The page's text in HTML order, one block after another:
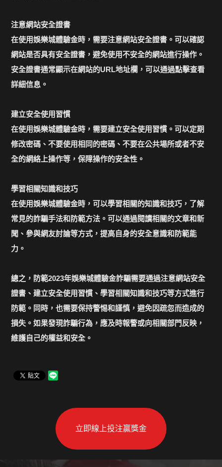
注意網站安全證書
在使用娛樂城體驗金時，需要注意網站安全證書。可以確認
網站是否具有安全證書，避免使用不安全的網站進行操作。
安全證書通常顯示在網站的URL地址欄，可以通過點擊查看
詳細信息。
建立安全使用習慣
在使用娛樂城體驗金時，需要建立安全使用習慣。可以定期
修改密碼、不要使用相同的密碼、不要在公共場所或者不安
全的網絡上操作等，保障操作的安全性。
學習相關知識和技巧
在使用娛樂城體驗金時，可以學習相關的知識和技巧，了解
常見的詐騙手法和防範方法。可以通過閱讀相關的文章和新
聞、參與網友討論等方式，提高自身的安全意識和防範能
力。
總之，防範2023年娛樂城體驗金詐騙需要通過注意網站安全
證書、建立安全使用習慣、學習相關知識和技巧等方式進行
防範。同時，也需要保持警惕和謹慎，避免因疏忽而造成的
損失。如果發現詐騙行為，應及時報警或向相關部門反映，
維護自己的權益和安全。
立即線上投注贏獎金